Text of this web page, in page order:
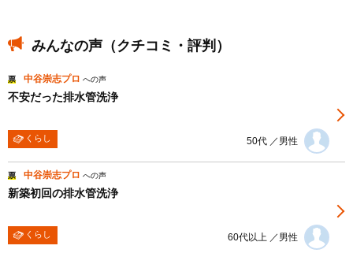
みんなの声（クチコミ・評判）
票 中谷崇志プロ への声
不安だった排水管洗浄
くらし 50代 ／男性
票 中谷崇志プロ への声
新築初回の排水管洗浄
くらし 60代以上 ／男性